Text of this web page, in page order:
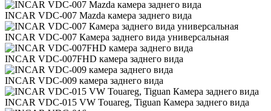
INCAR VDC-007 Mazda камера заднего вида
INCAR VDC-007 Камера заднего вида универсальная
INCAR VDC-007FHD камера заднего вида
INCAR VDC-009 камера заднего вида
INCAR VDC-015 VW Touareg, Tiguan Камера заднего вида